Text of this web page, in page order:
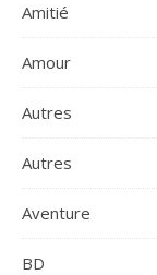
Amitié
Amour
Autres
Autres
Aventure
BD